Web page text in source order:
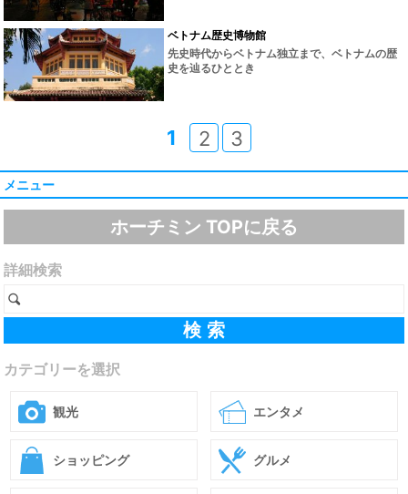
ベトナム歴史博物館
先史時代からベトナム独立まで、ベトナムの歴
史を辿るひととき
1 2 3
メニュー
ホーチミン TOPに戻る
詳細検索
カテゴリーを選択
観光 エンタメ
ショッピング グルメ